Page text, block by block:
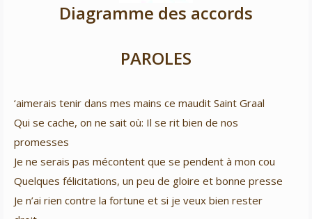
Diagramme des accords
PAROLES
‘aimerais tenir dans mes mains ce maudit Saint Graal
Qui se cache, on ne sait où: Il se rit bien de nos
promesses
Je ne serais pas mécontent que se pendent à mon cou
Quelques félicitations, un peu de gloire et bonne presse
Je n’ai rien contre la fortune et si je veux bien rester